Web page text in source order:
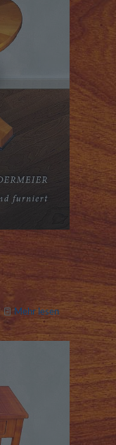
Mehr lesen